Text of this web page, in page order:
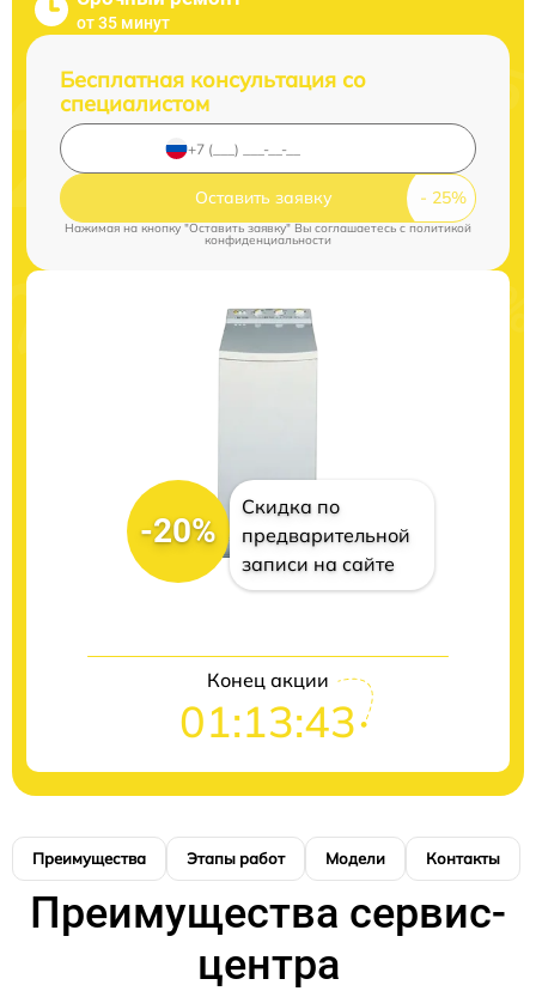
от 35 минут
Бесплатная консультация со
специалистом
Оставить заявку
Нажимая на кнопку "Оставить заявку" Вы соглашаетесь cполитикой
конфиденциальности
-20%
Скидка по
предварительной
записи на сайте
Конец акции
01:13:42
Преимущества Этапы работ Модели Контакты
Преимущества сервис-
центра